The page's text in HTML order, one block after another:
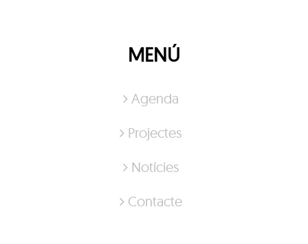
MENÚ
Agenda
Projectes
Notícies
Contacte